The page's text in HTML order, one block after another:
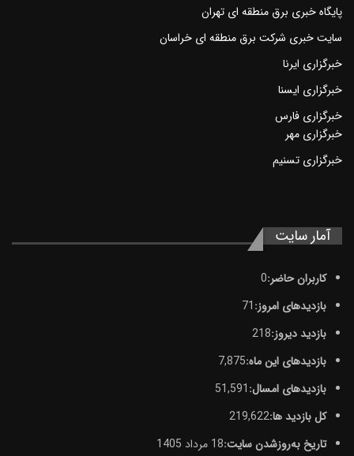
پایگاه خبری برق منطقه ای تهران
سايت خبری شرکت برق منطقه ای خراسان
خبرگزاری ايرنا
خبرگزاری ايسنا
خبرگزاری فارس
خبرگزاری مهر
خبرگزاری تسنيم
آمار سایت
کاربران حاضر:0
بازدیدهای امروز:71
بازدید دیروز:218
بازدیدهای این ماه:7,875
بازدیدهای امسال:51,591
کل بازدید ها:219,622
تاریخ به‌روزشدن سایت:18 مرداد 1405